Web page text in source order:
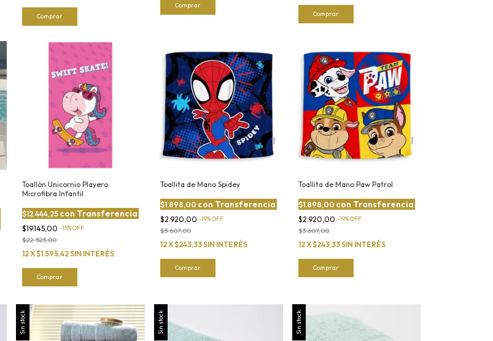
Comprar
Comprar
Comprar
Toallón Unicornio Playero
Microfibra Infantil
$19.145,00 -15%OFF
$22.523,00
$12.444,25 con Transferencia
12X$1.595,42SIN INTERÉS
Comprar
Toallita de Mano Spidey
$2.920,00 -19%OFF
$3.607,00
$1.898,00 con Transferencia
12X$243,33SIN INTERÉS
Toallita de Mano Paw Patrol
$2.920,00 -19%OFF
$3.607,00
$1.898,00 con Transferencia
12X$243,33SIN INTERÉS
Sin stock Sin stock Sin stock